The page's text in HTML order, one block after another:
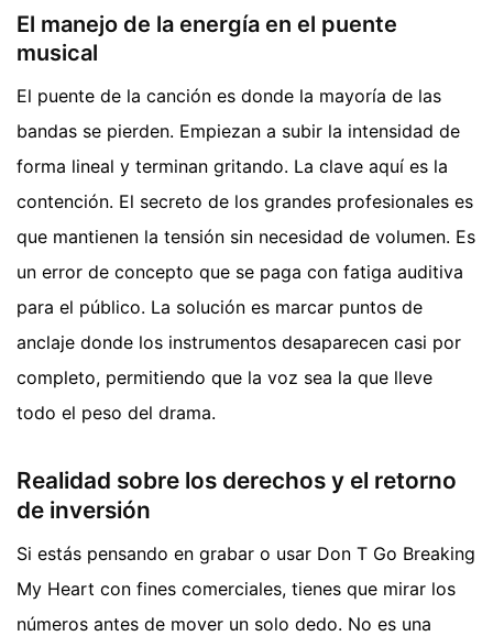
El manejo de la energía en el puente
musical
El puente de la canción es donde la mayoría de las
bandas se pierden. Empiezan a subir la intensidad de
forma lineal y terminan gritando. La clave aquí es la
contención. El secreto de los grandes profesionales es
que mantienen la tensión sin necesidad de volumen. Es
un error de concepto que se paga con fatiga auditiva
para el público. La solución es marcar puntos de
anclaje donde los instrumentos desaparecen casi por
completo, permitiendo que la voz sea la que lleve
todo el peso del drama.
Realidad sobre los derechos y el retorno
de inversión
Si estás pensando en grabar o usar Don T Go Breaking
My Heart con fines comerciales, tienes que mirar los
números antes de mover un solo dedo. No es una